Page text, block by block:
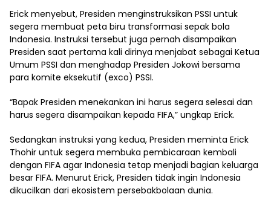
Erick menyebut, Presiden menginstruksikan PSSI untuk
segera membuat peta biru transformasi sepak bola
Indonesia. Instruksi tersebut juga pernah disampaikan
Presiden saat pertama kali dirinya menjabat sebagai Ketua
Umum PSSI dan menghadap Presiden Jokowi bersama
para komite eksekutif (exco) PSSI.
“Bapak Presiden menekankan ini harus segera selesai dan
harus segera disampaikan kepada FIFA,” ungkap Erick.
Sedangkan instruksi yang kedua, Presiden meminta Erick
Thohir untuk segera membuka pembicaraan kembali
dengan FIFA agar Indonesia tetap menjadi bagian keluarga
besar FIFA. Menurut Erick, Presiden tidak ingin Indonesia
dikucilkan dari ekosistem persebakbolaan dunia.